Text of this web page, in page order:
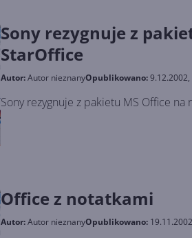
Sony rezygnuje z
StarOffice
Autor:Autor nieznanyOpublikowano:
Sony rezygnuje z pakietu MS Office na
Office z notatkami
Autor:Autor nieznanyOpublikowano: